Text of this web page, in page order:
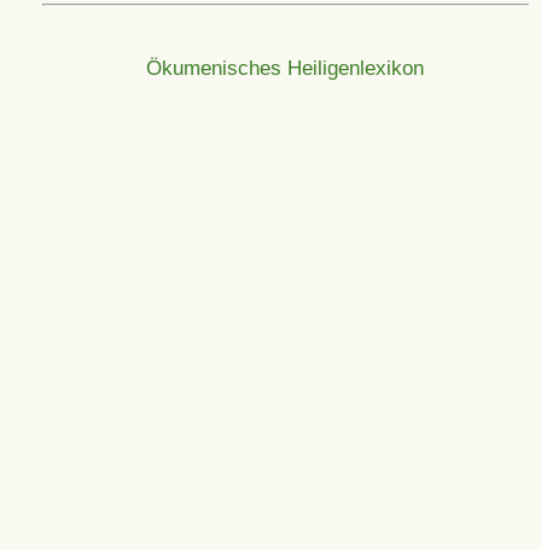
Ökumenisches Heiligenlexikon